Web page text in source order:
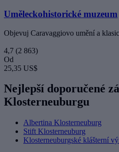
Uměleckohistorické muzeum
Objevuj Caravaggiovo umění a
4,7 (2 863)
Od
25,35 US$
Nejlepší doporučené
Klosterneuburgu
Albertina Klosterneuburg
Stift Klosterneuburg
Klosterneuburgské klášterní